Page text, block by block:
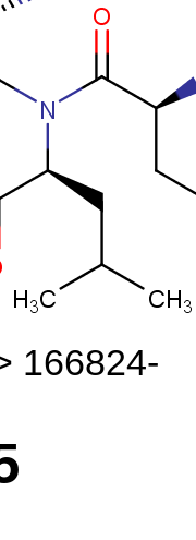
166824-